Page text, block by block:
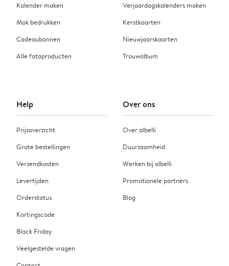
Kalender maken
Mok bedrukken
Cadeaubonnen
Alle fotoproducten
Verjaardagskalenders maken
Kerstkaarten
Nieuwjaarskaarten
Trouwalbum
Help
Prijsoverzicht
Grote bestellingen
Verzendkosten
Levertijden
Orderstatus
Kortingscode
Black Friday
Veelgestelde vragen
Over ons
Over albelli
Duurzaamheid
Werken bij albelli
Promotionele partners
Blog